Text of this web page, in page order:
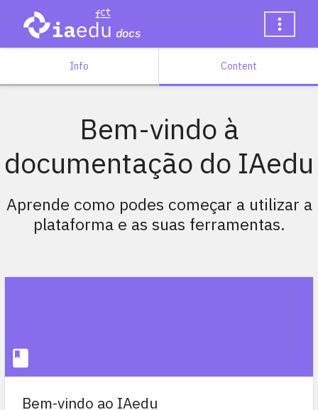
Info Content
Bem-vindo à
documentação do IAedu
Aprende como podes começar a utilizar a
plataforma e as suas ferramentas.
Bem-vindo ao IAedu